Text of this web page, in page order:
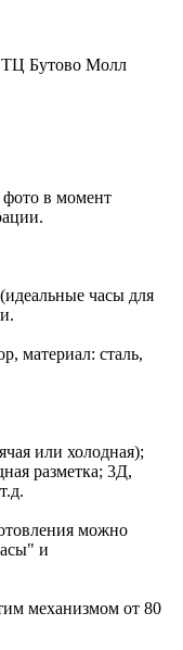
Бутово Молл
в момент
часы для
материал: сталь,
или холодная);
разметка; 3Д,
можно
и
механизмом от 80